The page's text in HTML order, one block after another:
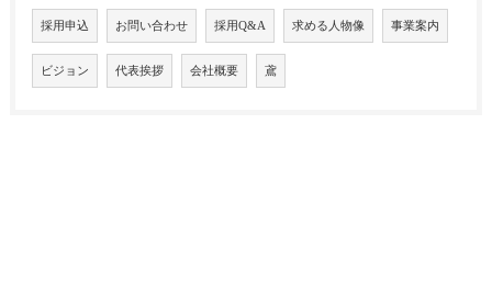
採用申込 お問い合わせ 採用Q&A 求める人物像 事業案内
ビジョン 代表挨拶 会社概要 鳶